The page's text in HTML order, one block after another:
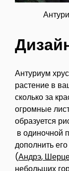
Антуриум
растение в
сколько за
огромные
образуется
в одиночной
дополнить
(Андрэ,